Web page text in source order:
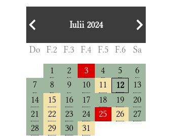
Iulii 2024
Do F.2 F.3 F.4 F.5 F.6 Sa
1 2 3 4 5
6
7
8 9 10 11 12
13
14
15 16 17 18 19
20
21
22 23 24 25 26
27
28
29 30 31